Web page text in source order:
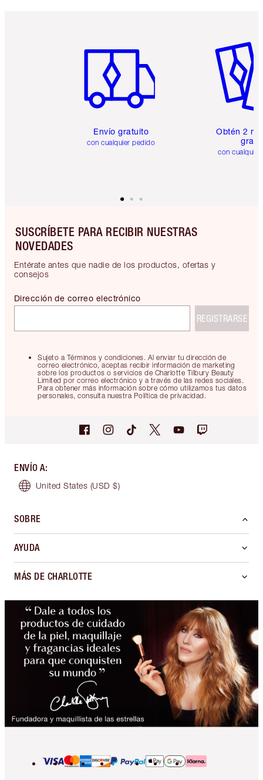
Envío gratuito
con cualquier pedido
Obtén 2
gratis
con
SUSCRÍBETE PARA RECIBIR NUESTRAS
NOVEDADES
Entérate antes que nadie de los productos, ofertas y
consejos
Sujeto a Términos y condiciones. Al enviar tu dirección de
correo electrónico, aceptas recibir información de marketing
sobre los productos o servicios de Charlotte Tilbury Beauty
Limited por correo electrónico y a través de las redes sociales.
Para obtener más información sobre cómo utilizamos tus datos
personales, consulta nuestra Política de privacidad.
Dirección de correo electrónico
REGISTRARSE
ENVÍO A:
United States (USD $)
SOBRE
AYUDA
MÁS DE CHARLOTTE